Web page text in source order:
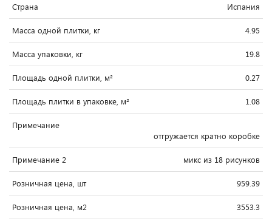
Страна Испания
Масса одной плитки, кг 4.95
Масса упаковки, кг 19.8
Площадь одной плитки, м² 0.27
Площадь плитки в упаковке, м² 1.08
Примечание
отгружается кратно коробке
Примечание 2 микс из 18 рисунков
Розничная цена, шт 959.39
Розничная цена, м2 3553.3